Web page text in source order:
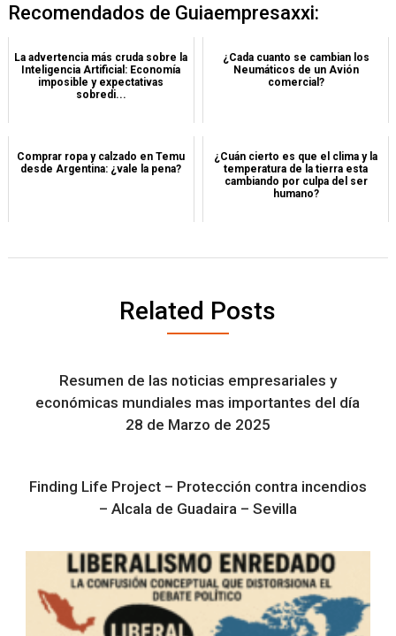
Recomendados de Guiaempresaxxi:
La advertencia más cruda sobre la
Inteligencia Artificial: Economía
imposible y expectativas
sobredi...
¿Cada cuanto se cambian los
Neumáticos de un Avión
comercial?
Comprar ropa y calzado en Temu
desde Argentina: ¿vale la pena?
¿Cuán cierto es que el clima y la
temperatura de la tierra esta
cambiando por culpa del ser
humano?
Related Posts
Resumen de las noticias empresariales y
económicas mundiales mas importantes del día
28 de Marzo de 2025
Finding Life Project – Protección contra incendios
– Alcala de Guadaira – Sevilla